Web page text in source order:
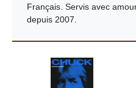
Français. Servis avec
depuis 2007.